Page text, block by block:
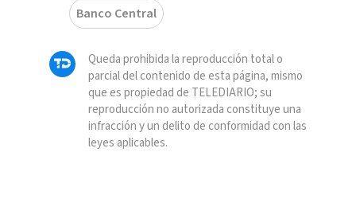
Banco Central
Queda prohibida la reproducción total o
parcial del contenido de esta página, mismo
que es propiedad de TELEDIARIO; su
reproducción no autorizada constituye una
infracción y un delito de conformidad con las
leyes aplicables.